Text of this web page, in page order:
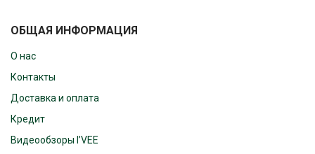
ОБЩАЯ ИНФОРМАЦИЯ
О нас
Контакты
Доставка и оплата
Кредит
Видеообзоры I’VEE